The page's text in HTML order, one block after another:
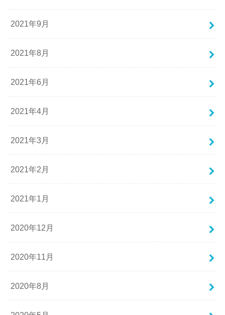
2021年9月
2021年8月
2021年6月
2021年4月
2021年3月
2021年2月
2021年1月
2020年12月
2020年11月
2020年8月